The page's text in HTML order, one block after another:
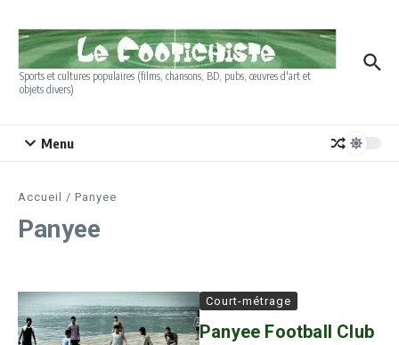
Sports et cultures populaires (films, chansons, BD, pubs, œuvres d'art et
objets divers)
Menu
Accueil / Panyee
Panyee
Court-métrage
Panyee Football Club